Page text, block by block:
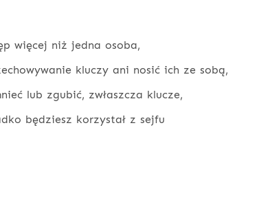
więcej niż jedna osoba,
kluczy ani nosić ich ze sobą,
lub zgubić, zwłaszcza klucze,
będziesz korzystał z sejfu